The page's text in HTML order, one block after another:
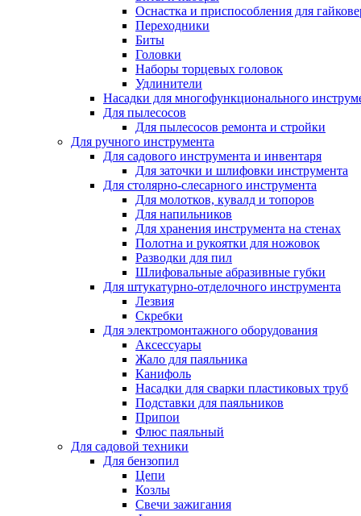
Оснастка и приспособления для
Переходники
Биты
Головки
Наборы торцевых головок
Удлинители
Насадки для многофункционального
Для пылесосов
Для пылесосов ремонта и стройки
Для ручного инструмента
Для садового инструмента и инвентаря
Для заточки и шлифовки инструмента
Для столярно-слесарного инструмента
Для молотков, кувалд и топоров
Для напильников
Для хранения инструмента на стенах
Полотна и рукоятки для ножовок
Разводки для пил
Шлифовальные абразивные губки
Для штукатурно-отделочного инструмента
Лезвия
Скребки
Для электромонтажного оборудования
Аксессуары
Жало для паяльника
Канифоль
Насадки для сварки пластиковых труб
Подставки для паяльников
Припои
Флюс паяльный
Для садовой техники
Для бензопил
Цепи
Козлы
Свечи зажигания